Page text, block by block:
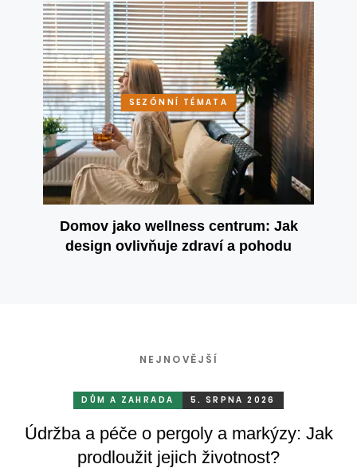
SEZÓNNÍ TÉMATA
Domov jako wellness centrum: Jak
design ovlivňuje zdraví a pohodu
NEJNOVĚJŠÍ
DŮM A ZAHRADA 5. SRPNA 2026
Údržba a péče o pergoly a markýzy: Jak
prodloužit jejich životnost?